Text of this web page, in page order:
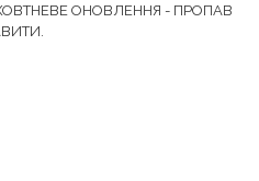
ОНОВЛЕННЯ - ПРОПАВ